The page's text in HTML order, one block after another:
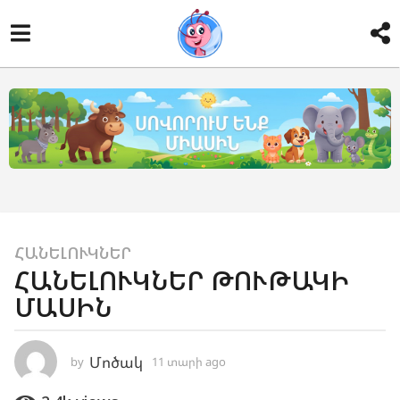
1
1
տ
ր
ի
ՀԱՆԵԼՈՒԿՆԵՐ
ՀԱՆԵԼՈՒԿՆԵՐ ԹՈՒԹԱԿԻ
ՄԱՍԻՆ
by Մոծակ 11 տարի ago